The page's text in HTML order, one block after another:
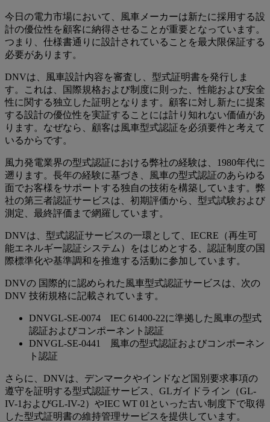
今日の電力市場において、風車メーカーは新たに採用する設
計の優位性を顧客に納得させることが重要となっています。
つまり、仕様書通りに設計されていることを最大限保証する
必要があります。
DNVは、風車設計内容を審査し、型式証明書を発行しま
す。これは、国際規格および制度に則った、性能および安全
性に関する独立した証明となります。顧客に対し新たに提案
する設計の優位性を実証することには計り知れない価値があ
ります。なぜなら、顧客は風車型式認証を必須要件と考えて
いるからです。
風力発電業界の型式認証における弊社の経験は、1980年代に
遡ります。長年の経験に基づき、風車の型式認証のあらゆる
面でお客様をサポートする独自の技術を構築しています。弊
社の第三者認証サービスは、初期評価から、型式試験および
測定、最終評価まで網羅しています。
DNVは、型式認証サービスの一環として、IECRE（再生可
能エネルギー認証システム）をはじめとする、認証制度の国
際標準化や基準調和を推進する活動に参加しています。
DNVの 国際的に認められた風車型式認証サービスは、次の
DNV 技術規格に記載されています。
DNVGL-SE-0074 IEC 61400-22に準拠した風車の型式
認証およびコンポーネント認証
DNVGL-SE-0441 風車の型式認証およびコンポーネン
ト認証
さらに、DNVは、デンマークやインドなど国別要求事項の
遵守を証明する型式認証サービス、GLガイドライン（GL-
IV-1およびGL-IV-2）やIEC WT 01といった古い制度下で取得
した型式証明書の維持管理サービスを提供しています。